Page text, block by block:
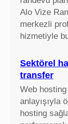
Alo Vize
merkezli
hizmetiyle
Sektörel
transfer
Web
anlayışıyla
hosting